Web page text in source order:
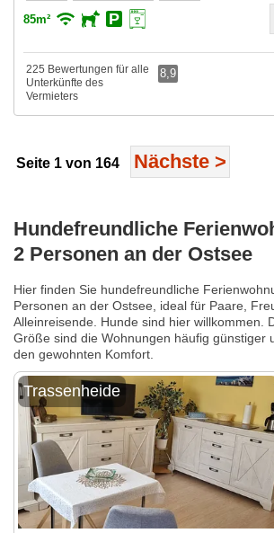
85m²
225 Bewertungen für alle
Unterkünfte des
Vermieters
8,9
Seite 1 von 164 Nächste >
Hundefreundliche
2 Personen an der Ostsee
Hier finden Sie hundefreundliche
Personen an der Ostsee, ideal für Paare,
Alleinreisende. Hunde sind hier willkommen.
Größe sind die Wohnungen häufig günstiger
den gewohnten Komfort.
Trassenheide